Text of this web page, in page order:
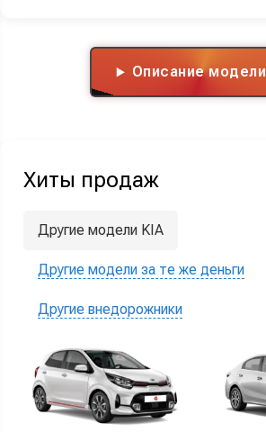
Описание модели
Хиты продаж
Другие модели KIA
Другие модели за те же деньги
Другие внедорожники